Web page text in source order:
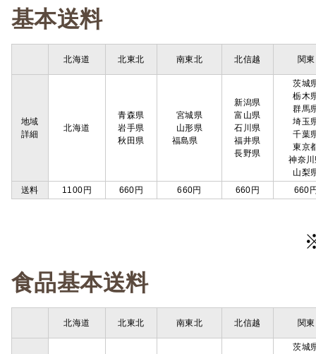
基本送料
北海道 北東北 南東北 北信越 関東
地域
詳細
北海道
青森県
岩手県
秋田県
宮城県
山形県
福島県
新潟県
富山県
石川県
福井県
長野県
茨城
栃木
群馬
埼玉
千葉
東京
神奈
山梨
送料
1100円 660円 660円 660円 660
食品基本送料
北海道 北東北 南東北 北信越 関東
茨城